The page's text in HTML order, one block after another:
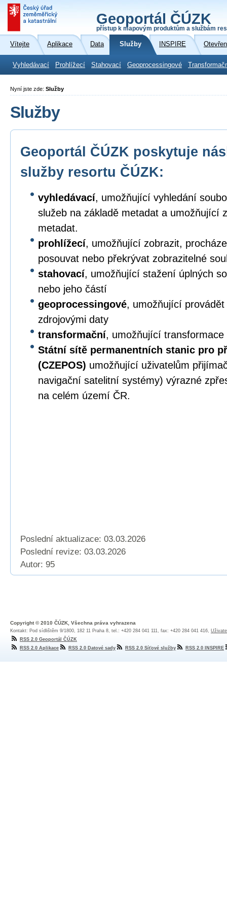
Geoportál ČÚZK
přístup k mapovým produktům a službám
Vítejte Aplikace Data Služby INSPIRE
Vyhledávací Prohlížecí Stahovací Geoprocessingové
Nyní jste zde: Služby
Služby
Geoportál ČÚZK poskytuje
služby resortu ČÚZK:
vyhledávací, umožňující vyhledání
služeb na základě metadat a umožňující
metadat.
prohlížecí, umožňující zobrazit,
posouvat nebo překrývat zobrazitelné
stahovací, umožňující stažení úplných
nebo jeho částí
geoprocessingové, umožňující
zdrojovými daty
transformační, umožňující transformace
Státní sítě permanentních stanic pro
(CZEPOS) umožňující uživatelům
navigační satelitní systémy) výrazné
na celém území ČR.
Poslední aktualizace: 03.03.2026
Poslední revize: 03.03.2026
Autor: 95
Copyright © 2010 ČÚZK, Všechna práva vyhrazena
Kontakt: Pod sídlištěm 9/1800, 182 11 Praha 8, tel.: +420 284 041 111, fax: +420 284 041 416,
RSS 2.0 Geoportál ČÚZK
RSS 2.0 Aplikace
RSS 2.0 Datové sady RSS 2.0 Síťové služby RSS 2.0 INSPIRE